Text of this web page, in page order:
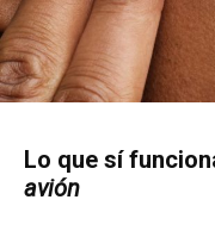
Lo que sí
avión